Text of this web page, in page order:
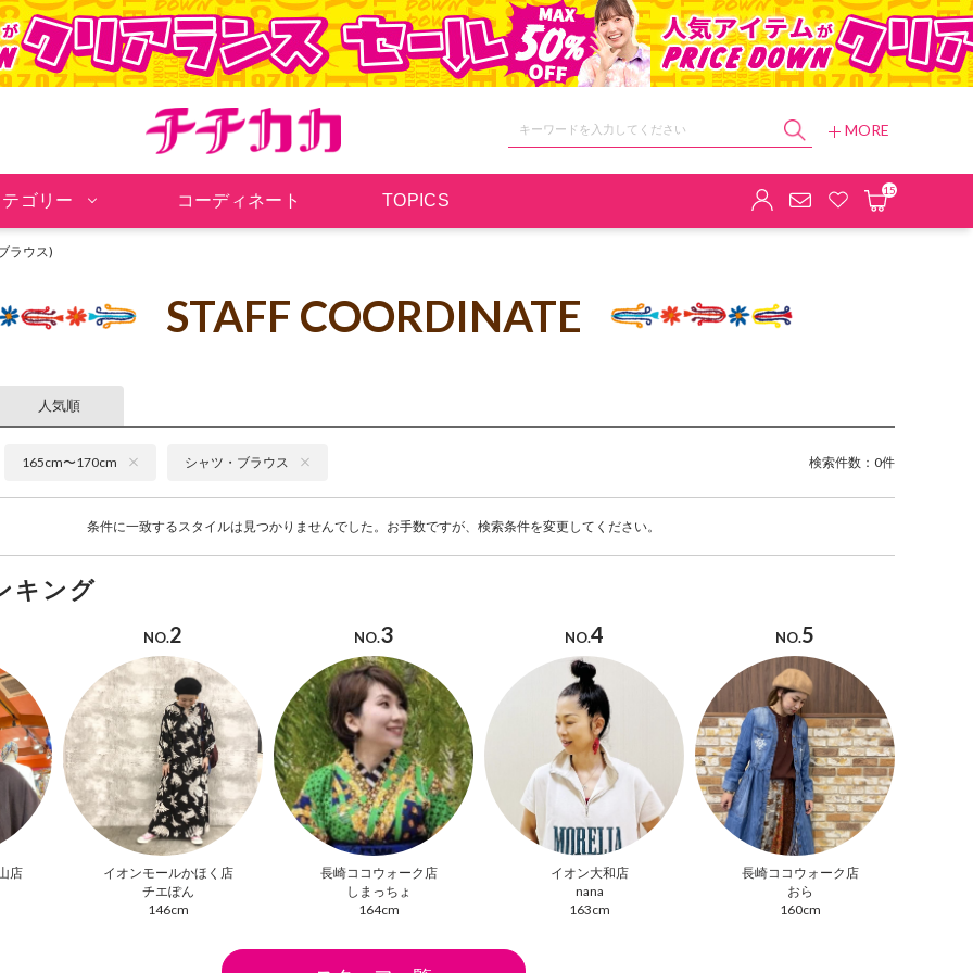
MORE
ゴリー コーディネート TOPICS
15
ラウス)
STAFF COORDINATE
人気順
165cm〜170cm シャツ・ブラウス 検索件数：0件
条件に一致するスタイルは見つかりませんでした。お手数ですが、検索条件を変更してください。
キング
店
NO.2
イオンモールかほく店
チエぽん
146cm
NO.3
長崎ココウォーク店
しまっちょ
164cm
NO.4
イオン大和店
nana
163cm
NO.5
長崎ココウォーク店
おら
160cm